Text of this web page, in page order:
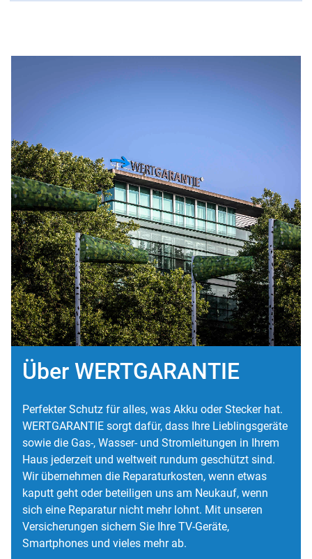
Über WERTGARANTIE
Perfekter Schutz für alles, was Akku oder Stecker hat.
WERTGARANTIE sorgt dafür, dass Ihre Lieblingsgeräte
sowie die Gas-, Wasser- und Stromleitungen in Ihrem
Haus jederzeit und weltweit rundum geschützt sind.
Wir übernehmen die Reparaturkosten, wenn etwas
kaputt geht oder beteiligen uns am Neukauf, wenn
sich eine Reparatur nicht mehr lohnt. Mit unseren
Versicherungen sichern Sie Ihre TV-Geräte,
Smartphones und vieles mehr ab.